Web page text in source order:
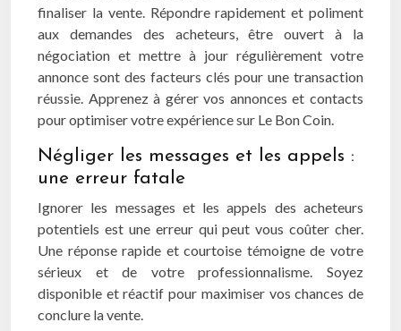
finaliser la vente. Répondre rapidement et poliment
aux demandes des acheteurs, être ouvert à la
négociation et mettre à jour régulièrement votre
annonce sont des facteurs clés pour une transaction
réussie. Apprenez à gérer vos annonces et contacts
pour optimiser votre expérience sur Le Bon Coin.
Négliger les messages et les appels :
une erreur fatale
Ignorer les messages et les appels des acheteurs
potentiels est une erreur qui peut vous coûter cher.
Une réponse rapide et courtoise témoigne de votre
sérieux et de votre professionnalisme. Soyez
disponible et réactif pour maximiser vos chances de
conclure la vente.